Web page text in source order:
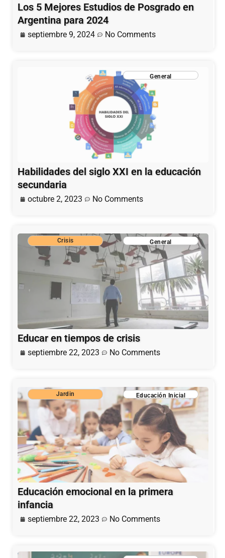
Los 5 Mejores Estudios de Posgrado en
Argentina para 2024
septiembre 9, 2024 No Comments
General
Habilidades del siglo XXI en la educación
secundaria
octubre 2, 2023 No Comments
Crisis General
Educar en tiempos de crisis
septiembre 22, 2023 No Comments
Jardin Educación Inicial
Educación emocional en la primera
infancia
septiembre 22, 2023 No Comments